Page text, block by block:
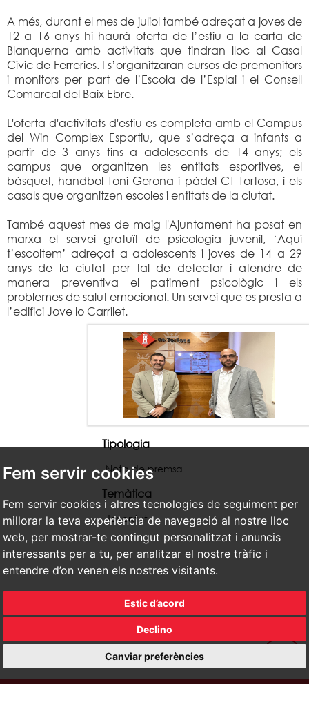
Fem servir cookies
Fem servir cookies i altres tecnologies de seguiment per
millorar la teva experiència de navegació al nostre lloc
web, per mostrar-te contingut personalitzat i anuncis
interessants per a tu, per analitzar el nostre tràfic i
entendre d’on venen els nostres visitants.
Estic d’acord
Declino
Canviar preferències
A més, durant el mes de juliol també adreçat a joves de
12 a 16 anys hi haurà oferta de l’estiu a la carta de
Blanquerna amb activitats que tindran lloc al Casal
Cívic de Ferreries. I s’organitzaran cursos de premonitors
i monitors per part de l’Escola de l’Esplai i el Consell
Comarcal del Baix Ebre.
L'oferta d'activitats d'estiu es completa amb el Campus
del Win Complex Esportiu, que s’adreça a infants a
partir de 3 anys fins a adolescents de 14 anys; els
campus que organitzen les entitats esportives, el
bàsquet, handbol Toni Gerona i pàdel CT Tortosa, i els
casals que organitzen escoles i entitats de la ciutat.
També aquest mes de maig l'Ajuntament ha posat en
marxa el servei gratuït de psicologia juvenil, ‘Aquí
t’escoltem’ adreçat a adolescents i joves de 14 a 29
anys de la ciutat per tal de detectar i atendre de
manera preventiva el patiment psicològic i els
problemes de salut emocional. Un servei que es presta a
l’edifici Jove lo Carrilet.
Tipologia
Nota de premsa
Temàtica
Joventut